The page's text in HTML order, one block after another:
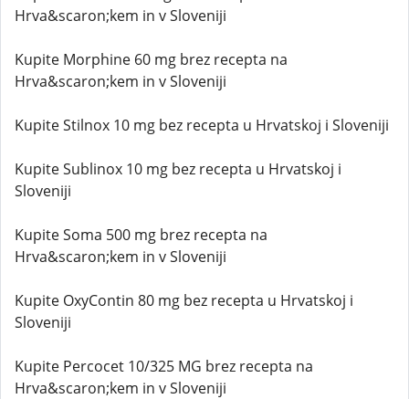
Hrva&scaron;kem in v Sloveniji
Kupite Morphine 60 mg brez recepta na
Hrva&scaron;kem in v Sloveniji
Kupite Stilnox 10 mg bez recepta u Hrvatskoj i Sloveniji
Kupite Sublinox 10 mg bez recepta u Hrvatskoj i
Sloveniji
Kupite Soma 500 mg brez recepta na
Hrva&scaron;kem in v Sloveniji
Kupite OxyContin 80 mg bez recepta u Hrvatskoj i
Sloveniji
Kupite Percocet 10/325 MG brez recepta na
Hrva&scaron;kem in v Sloveniji